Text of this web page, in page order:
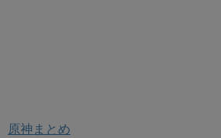
原神まとめ